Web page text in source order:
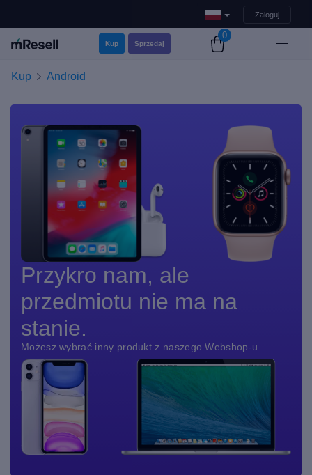
Zaloguj
Kup Sprzedaj
0
Kup Android
Przykro nam, ale
przedmiotu nie ma na
stanie.
Możesz wybrać inny produkt z naszego Webshop-u